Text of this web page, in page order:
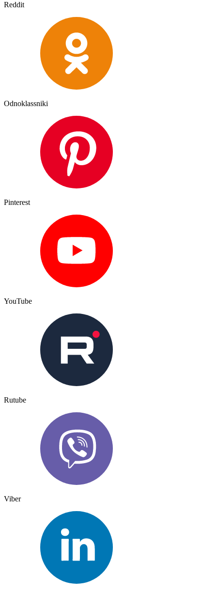
Reddit
Odnoklassniki
Pinterest
YouTube
Rutube
Viber